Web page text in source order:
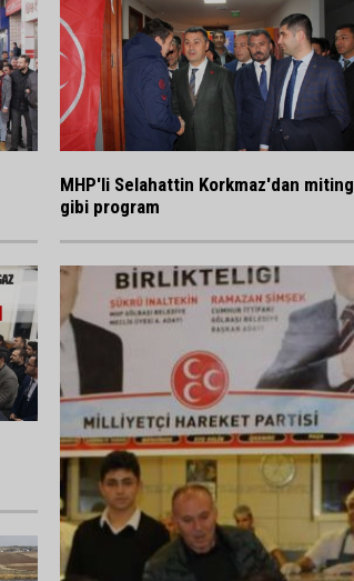
MHP'li Selahattin Korkmaz'dan miting
gibi program